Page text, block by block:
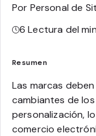
Por Personal de
6Lectura del
Resumen
Las marcas
cambiantes de
personalización,
comercio